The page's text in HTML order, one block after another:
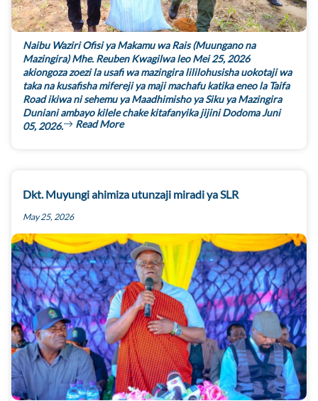
Naibu Waziri Ofisi ya Makamu wa Rais (Muungano na
Mazingira) Mhe. Reuben Kwagilwa leo Mei 25, 2026
akiongoza zoezi la usafi wa mazingira lililohusisha uokotaji wa
taka na kusafisha mifereji ya maji machafu katika eneo la Taifa
Road ikiwa ni sehemu ya Maadhimisho ya Siku ya Mazingira
Duniani ambayo kilele chake kitafanyika jijini Dodoma Juni
05, 2026.
Read More
Dkt. Muyungi ahimiza utunzaji miradi ya SLR
May 25, 2026